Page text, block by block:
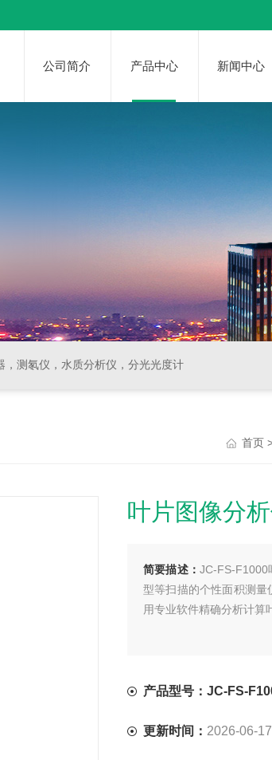
公司简介 产品中心 新闻中心
，测氡仪，水质分析仪，分光光度计
首页
叶片图像分
简要描述： JC-FS-F1000
型等扫描的个性面积测量
用专业软件精确分析计算
产品型号：JC-FS-
更新时间： 2026-06-17